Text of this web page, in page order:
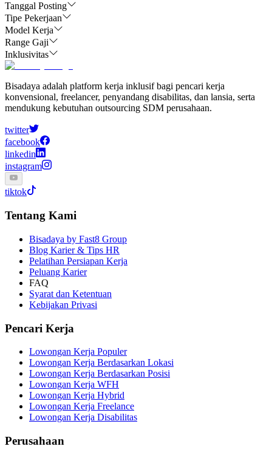
Tanggal Posting
Tipe Pekerjaan
Model Kerja
Range Gaji
Inklusivitas
Bisadaya adalah platform kerja inklusif bagi pencari kerja
konvensional, freelancer, penyandang disabilitas, dan lansia, serta
mendukung kebutuhan outsourcing SDM perusahaan.
twitter
facebook
linkedin
instagram
tiktok
Tentang Kami
Bisadaya by Fast8 Group
Blog Karier & Tips HR
Pelatihan Persiapan Kerja
Peluang Karier
FAQ
Syarat dan Ketentuan
Kebijakan Privasi
Pencari Kerja
Lowongan Kerja Populer
Lowongan Kerja Berdasarkan Lokasi
Lowongan Kerja Berdasarkan Posisi
Lowongan Kerja WFH
Lowongan Kerja Hybrid
Lowongan Kerja Freelance
Lowongan Kerja Disabilitas
Perusahaan